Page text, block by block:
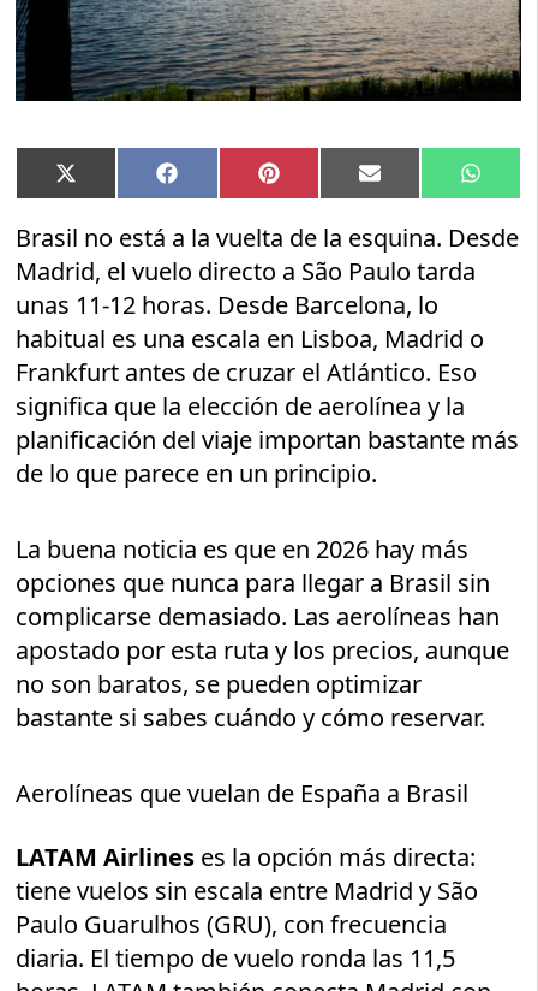
Compartir
en
X
(Twitter)
Compartir
en
Facebook Compartir
en
Pinterest Compartir
en
Email
en
Brasil no está a la vuelta de la esquina. Desde
Madrid, el vuelo directo a São Paulo tarda
unas 11-12 horas. Desde Barcelona, lo
habitual es una escala en Lisboa, Madrid o
Frankfurt antes de cruzar el Atlántico. Eso
significa que la elección de aerolínea y la
planificación del viaje importan bastante más
de lo que parece en un principio.
La buena noticia es que en 2026 hay más
opciones que nunca para llegar a Brasil sin
complicarse demasiado. Las aerolíneas han
apostado por esta ruta y los precios, aunque
no son baratos, se pueden optimizar
bastante si sabes cuándo y cómo reservar.
Aerolíneas que vuelan de España a Brasil
LATAM Airlines es la opción más directa:
tiene vuelos sin escala entre Madrid y São
Paulo Guarulhos (GRU), con frecuencia
diaria. El tiempo de vuelo ronda las 11,5